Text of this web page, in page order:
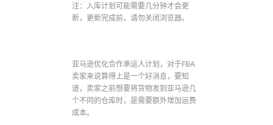
注：入库计划可能需要几分钟才会更
新，更新完成前，请勿关闭浏览器。
亚马逊优化合作承运人计划，对于FBA
卖家来说算得上是一个好消息，要知
道，卖家之前想要将货物发到亚马逊几
个不同的仓库时，是需要额外增加运费
成本。